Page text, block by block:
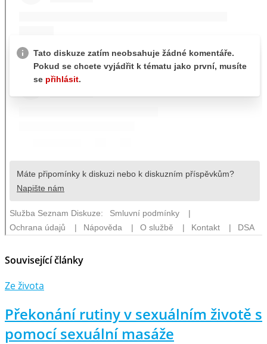
Související články
Ze života
Překonání rutiny v sexuálním životě s
pomocí sexuální masáže